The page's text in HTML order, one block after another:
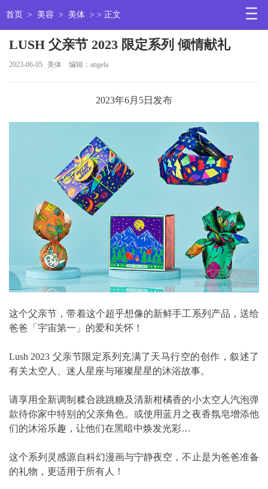
首页 > 美容 > 美体 > > 正文
LUSH 父亲节 2023 限定系列 倾情献礼
2023-06-05 美体 编辑：angela
2023年6月5日发布
这个父亲节，带着这个超乎想像的新鲜手工系列产品，送给
爸爸「宇宙第一」的爱和关怀！
Lush 2023 父亲节限定系列充满了天马行空的创作，叙述了
有关太空人、迷人星座与璀璨星星的沐浴故事。
请享用全新调制糅合跳跳糖及清新柑橘香的小太空人汽泡弹
款待你家中特别的父亲角色。或使用蓝月之夜香氛皂增添他
们的沐浴乐趣，让他们在黑暗中焕发光彩…
这个系列灵感源自科幻漫画与宁静夜空，不止是为爸爸准备
的礼物，更适用于所有人！